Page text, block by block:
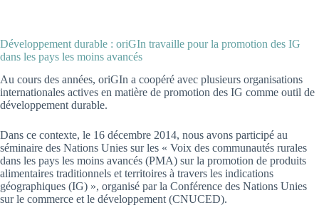
Développement durable : oriGIn travaille pour la promotion des IG
dans les pays les moins avancés
Au cours des années, oriGIn a coopéré avec plusieurs organisations
internationales actives en matière de promotion des IG comme outil de
développement durable.
Dans ce contexte, le 16 décembre 2014, nous avons participé au
séminaire des Nations Unies sur les « Voix des communautés rurales
dans les pays les moins avancés (PMA) sur la promotion de produits
alimentaires traditionnels et territoires à travers les indications
géographiques (IG) », organisé par la Conférence des Nations Unies
sur le commerce et le développement (CNUCED).